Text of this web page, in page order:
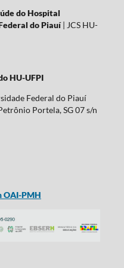
do Hospital
do Piauí| JCS HU-
HU-UFPI
Federal do Piauí
Portela, SG 07 s/n
OAI-PMH